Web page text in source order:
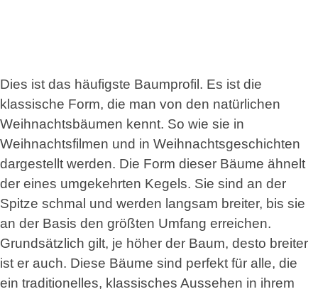
Dies ist das häufigste Baumprofil. Es ist die
klassische Form, die man von den natürlichen
Weihnachtsbäumen kennt. So wie sie in
Weihnachtsfilmen und in Weihnachtsgeschichten
dargestellt werden. Die Form dieser Bäume ähnelt
der eines umgekehrten Kegels. Sie sind an der
Spitze schmal und werden langsam breiter, bis sie
an der Basis den größten Umfang erreichen.
Grundsätzlich gilt, je höher der Baum, desto breiter
ist er auch. Diese Bäume sind perfekt für alle, die
ein traditionelles, klassisches Aussehen in ihrem